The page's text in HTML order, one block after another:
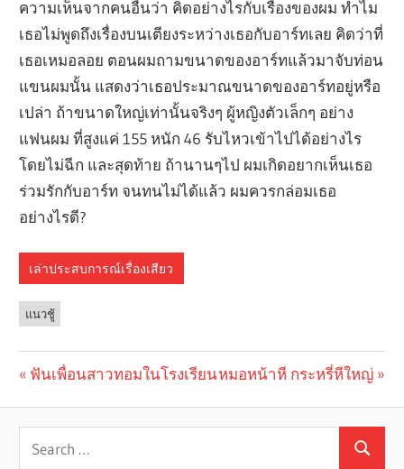
ความเห็นจากคนอื่นว่า คิดอย่างไรกับเรื่องของผม ทำไม
เธอไม่พูดถึงเรื่องบนเตียงระหว่างเธอกับอาร์ทเลย คิดว่าที่
เธอเหมอลอย ตอนผมถามขนาดของอาร์ทแล้วมาจับท่อน
แขนผมนั้น แสดงว่าเธอประมาณขนาดของอาร์ทอยู่หรือ
เปล่า ถ้าขนาดใหญ่เท่านั้นจริงๆ ผู้หญิงตัวเล็กๆ อย่าง
แฟนผม ที่สูงแค่ 155 หนัก 46 รับไหวเข้าไปได้อย่างไร
โดยไม่ฉีก และสุดท้าย ถ้านานๆไป ผมเกิดอยากเห็นเธอ
ร่วมรักกับอาร์ท จนทนไม่ได้แล้ว ผมควรกล่อมเธอ
อย่างไรดี?
เล่าประสบการณ์เรื่องเสียว
แนวชู้
navigation
Previous
ฟันเพื่อนสาวทอมในโรงเรียนNext
หมอหน้าหี กระหรี่หีใหญ่